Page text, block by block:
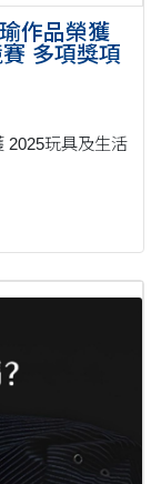
作品榮獲
多項獎項
2025玩具及生活